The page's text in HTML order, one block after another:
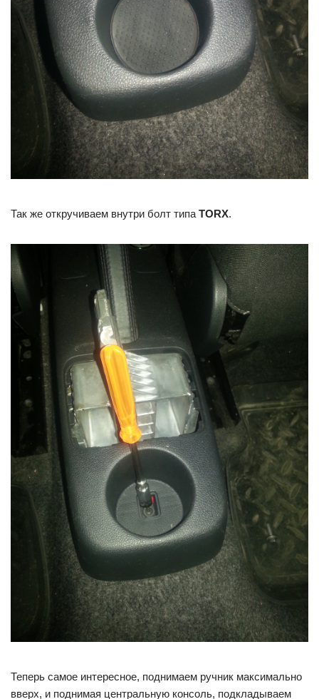
Так же откручиваем внутри болт типа TORX.
Теперь самое интересное, поднимаем ручник максимально
вверх, и поднимая центральную консоль, подкладываем